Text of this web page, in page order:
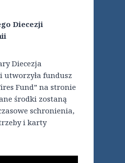
Diecezji
Diecezja
utworzyła fundusz
Fund” na stronie
środki zostaną
schronienia,
i karty